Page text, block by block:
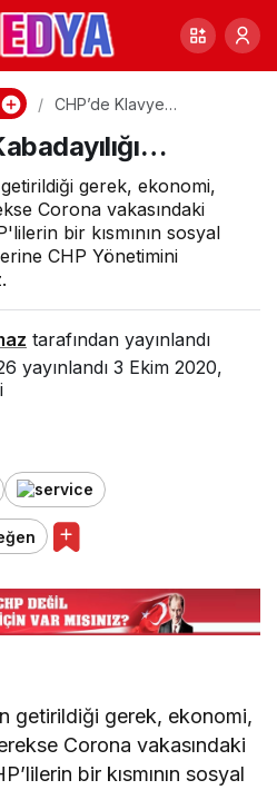
CHP’de Klavye
gerek, ekonomi,
Corona vakasındaki
bir kısmının sosyal
CHP Yönetimini
tarafından yayınlandı
yayınlandı 3 Ekim 2020,
getirildiği gerek, ekonomi,
Corona vakasındaki
bir kısmının sosyal
0 Paylaş